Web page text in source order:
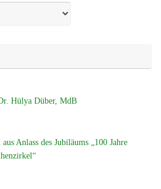
Hülya Düber, MdB
Anlass des Jubiläums „100 Jahre